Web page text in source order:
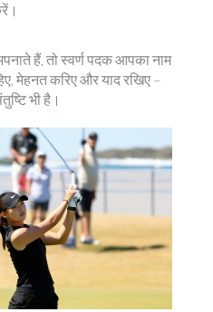
हैं, तो स्वर्ण पदक आपका नाम
मेहनत करिए और याद रखिए –
भी है।